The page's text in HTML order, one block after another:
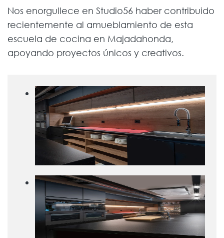
Nos enorgullece en Studio56 haber contribuido
recientemente al amueblamiento de esta
escuela de cocina en Majadahonda,
apoyando proyectos únicos y creativos.